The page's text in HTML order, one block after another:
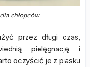
chłopców
przez długi czas,
pielęgnację i
oczyścić je z piasku